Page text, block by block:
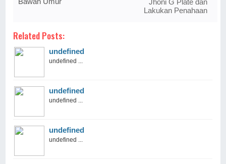
Lakukan Penahaan
Related Posts:
undefined
undefined ...
undefined
undefined ...
undefined
undefined ...